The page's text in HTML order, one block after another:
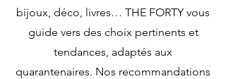
bijoux, déco, livres… THE FORTY vous
guide vers des choix pertinents et
tendances, adaptés aux
quarantenaires. Nos recommandations